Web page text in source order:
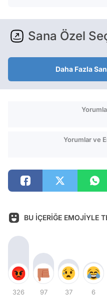
Sana Özel
Daha Fazla
Yorumlar ve
BU İÇERİĞE EMOJİYLE
326 97 37 6